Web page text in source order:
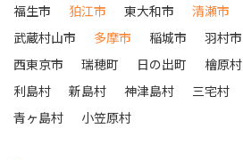
福生市
狛江市 東大和市 清瀬市
武蔵村山市
多摩市 稲城市 羽村市
西東京市
瑞穂町 日の出町 檜原村
利島村
新島村 神津島村 三宅村
青ヶ島村
小笠原村